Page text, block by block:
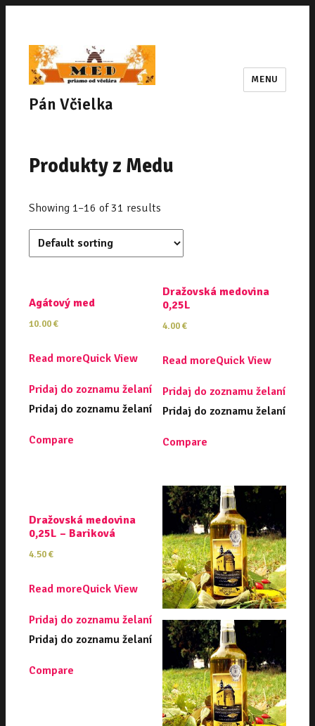
Pán Včielka
MENU
Produkty z Medu
Showing 1–16 of 31 results
Agátový med
10.00€
Read moreQuick View
Pridaj do zoznamu želaní
Pridaj do zoznamu želaní
Compare
Dražovská medovina
0,25L
4.00€
Read moreQuick View
Pridaj do zoznamu želaní
Pridaj do zoznamu želaní
Compare
Dražovská medovina
0,25L – Bariková
4.50€
Read moreQuick View
Pridaj do zoznamu želaní
Pridaj do zoznamu želaní
Compare